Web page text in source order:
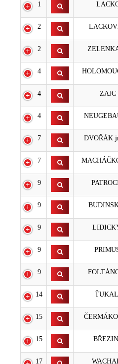
1
2
2
4
4 ZAJC
4
7 DVOŘÁK
7
9
9
9
9
9
14
15
15
17